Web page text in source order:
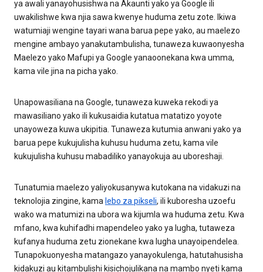
ya awali yanayohusishwa na Akaunti yako ya Google ili
uwakilishwe kwa njia sawa kwenye huduma zetu zote. Ikiwa
watumiaji wengine tayari wana barua pepe yako, au maelezo
mengine ambayo yanakutambulisha, tunaweza kuwaonyesha
Maelezo yako Mafupi ya Google yanaoonekana kwa umma,
kama vile jina na picha yako.
Unapowasiliana na Google, tunaweza kuweka rekodi ya
mawasiliano yako ili kukusaidia kutatua matatizo yoyote
unayoweza kuwa ukipitia. Tunaweza kutumia anwani yako ya
barua pepe kukujulisha kuhusu huduma zetu, kama vile
kukujulisha kuhusu mabadiliko yanayokuja au uboreshaji.
Tunatumia maelezo yaliyokusanywa kutokana na vidakuzi na
teknolojia zingine, kama lebo za pikseli, ili kuboresha uzoefu
wako wa matumizi na ubora wa kijumla wa huduma zetu. Kwa
mfano, kwa kuhifadhi mapendeleo yako ya lugha, tutaweza
kufanya huduma zetu zionekane kwa lugha unayoipendelea.
Tunapokuonyesha matangazo yanayokulenga, hatutahusisha
kidakuzi au kitambulishi kisichojulikana na mambo nyeti kama